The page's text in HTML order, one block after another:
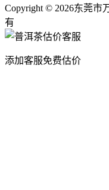
Copyright © 2026东莞市
有
添加客服免费估价